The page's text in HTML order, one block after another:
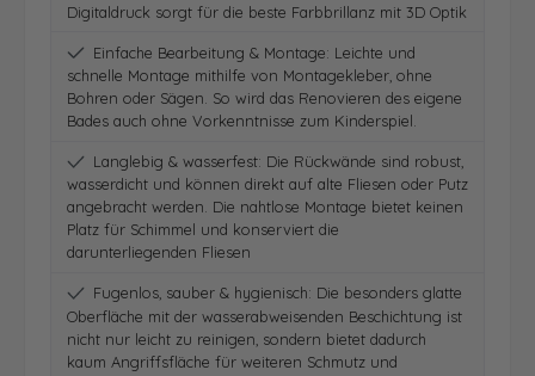
Digitaldruck sorgt für die beste Farbbrillanz mit 3D Optik
Einfache Bearbeitung & Montage: Leichte und
schnelle Montage mithilfe von Montagekleber, ohne
Bohren oder Sägen. So wird das Renovieren des eigene
Bades auch ohne Vorkenntnisse zum Kinderspiel.
Langlebig & wasserfest: Die Rückwände sind robust,
wasserdicht und können direkt auf alte Fliesen oder Putz
angebracht werden. Die nahtlose Montage bietet keinen
Platz für Schimmel und konserviert die
darunterliegenden Fliesen
Fugenlos, sauber & hygienisch: Die besonders glatte
Oberfläche mit der wasserabweisenden Beschichtung ist
nicht nur leicht zu reinigen, sondern bietet dadurch
kaum Angriffsfläche für weiteren Schmutz und